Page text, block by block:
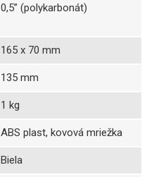
0,5” (polykarbonát)
165 x 70 mm
135 mm
1 kg
ABS plast, kovová mriežka
Biela